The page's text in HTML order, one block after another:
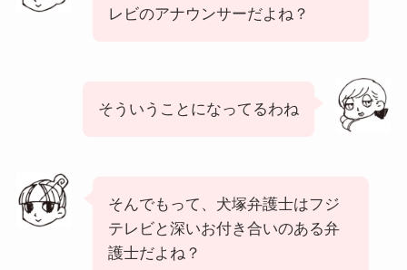
レビのアナウンサーだよね？
そういうことになってるわね
そんでもって、犬塚弁護士はフジ
テレビと深いお付き合いのある弁
護士だよね？